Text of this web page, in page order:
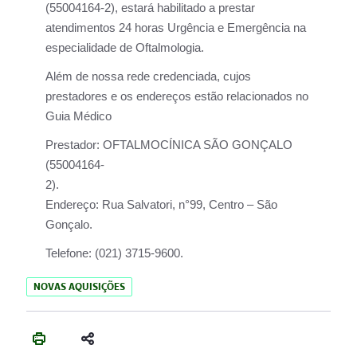
(55004164-2), estará habilitado a prestar
atendimentos 24 horas Urgência e Emergência na
especialidade de Oftalmologia.
Além de nossa rede credenciada, cujos
prestadores e os endereços estão relacionados no
Guia Médico
Prestador: OFTALMOCÍNICA SÃO GONÇALO
(55004164-
2).
Endereço: Rua Salvatori, n°99, Centro – São
Gonçalo.
Telefone: (021) 3715-9600.
NOVAS AQUISIÇÕES